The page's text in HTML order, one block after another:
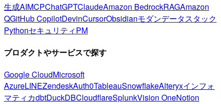
生成AIMCPChatGPTClaudeAmazon BedrockRAGAmazon
QGitHub CopilotDevinCursorObsidianモダンデータスタック
PythonセキュリティPM
プロダクトやサービスで探す
Google CloudMicrosoft
AzureLINEZendeskAuth0TableauSnowflakeAlteryxインフォ
マティカdbtDuckDBCloudflareSplunkVision OneNotion